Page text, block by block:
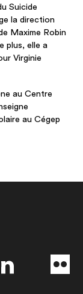
Suicide
la direction
Maxime Robin
plus, elle a
Virginie
au Centre
au Cégep